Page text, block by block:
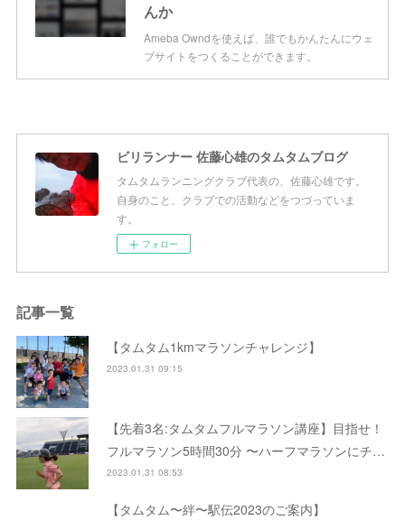
んか
Ameba Owndを使えば、誰でもかんたんにウェ
ブサイトをつくることができます。
ビリランナー 佐藤心雄のタムタムブログ
タムタムランニングクラブ代表の、佐藤心雄です。
自身のこと、クラブでの活動などをつづっていま
す。
フォロー
記事一覧
【タムタム1kmマラソンチャレンジ】
2023.01.31 09:15
【先着3名:タムタムフルマラソン講座】目指せ！
フルマラソン5時間30分 〜ハーフマラソンにチ…
2023.01.31 08:53
【タムタム〜絆〜駅伝2023のご案内】